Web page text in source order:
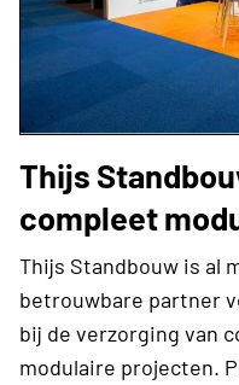
Thijs
compleet
Thijs Standbouw is al
betrouwbare partner
bij de verzorging van
modulaire projecten.